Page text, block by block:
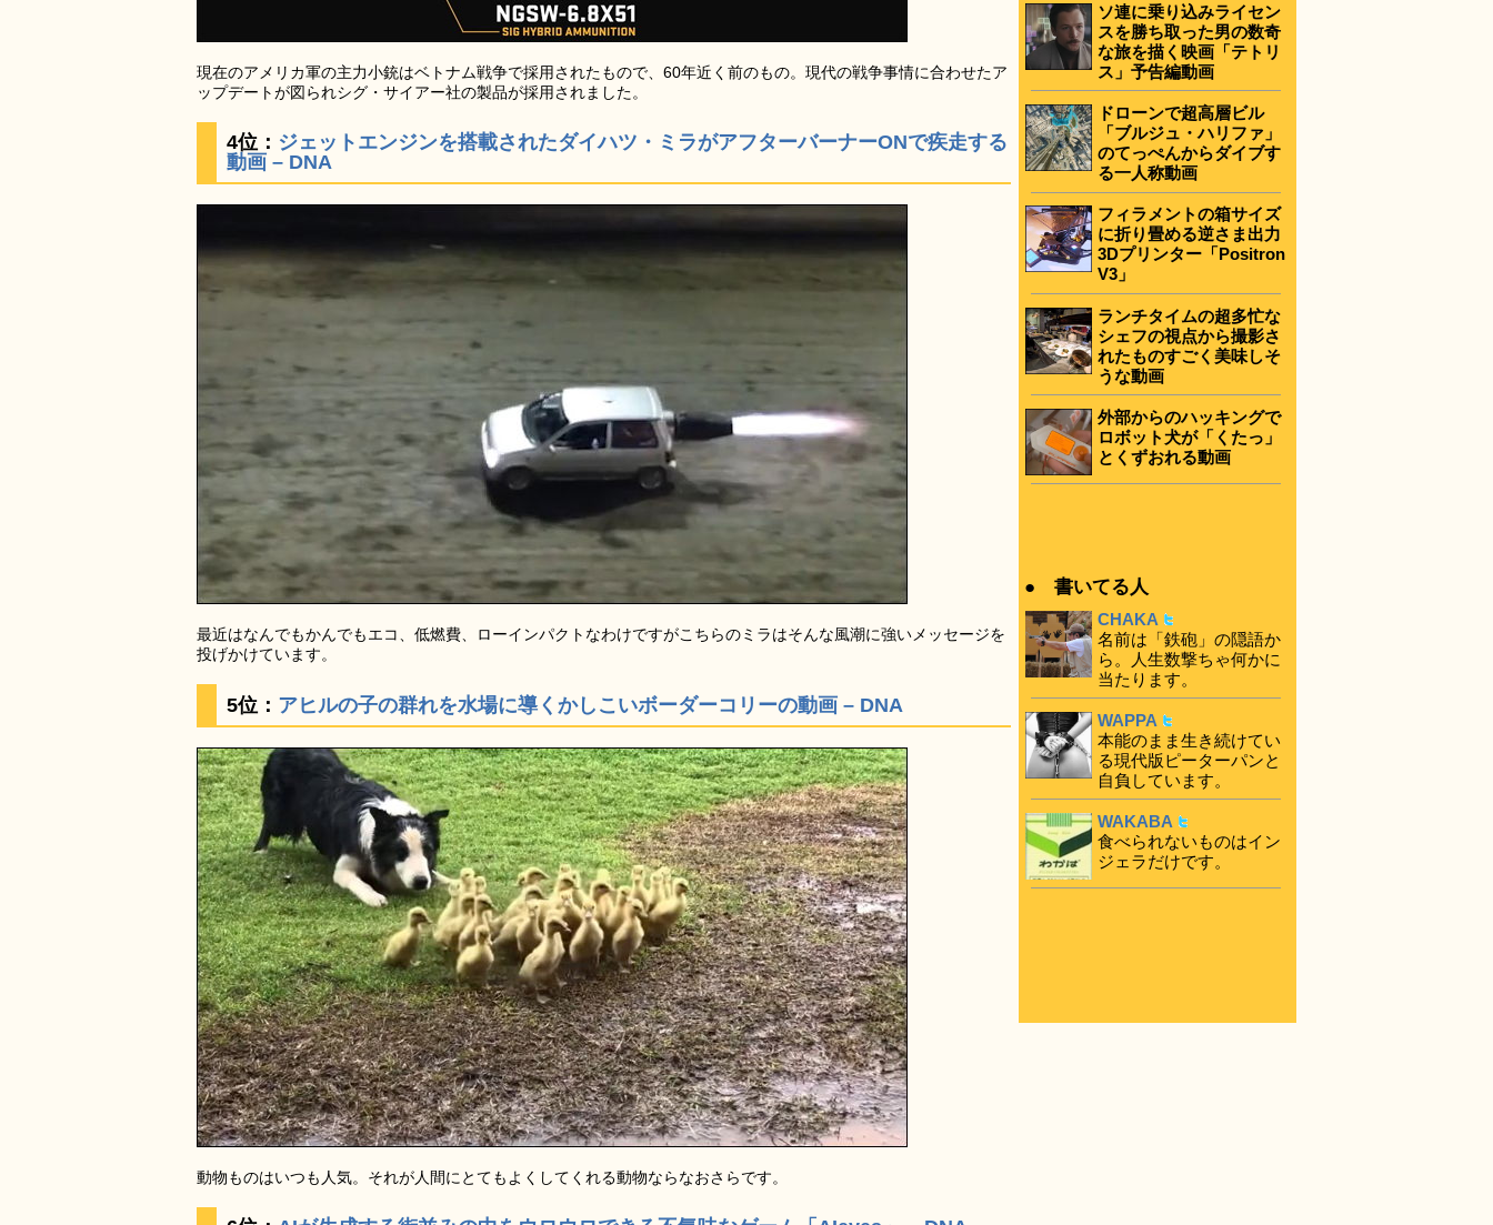
現在のアメリカ軍の主力小銃はベトナム戦争で採用されたもので、60年近く前のもの。現代の戦争事情に合わせたア
ップデートが図られシグ・サイアー社の製品が採用されました。
4位： ジェットエンジンを搭載されたダイハツ・ミラがアフターバーナーONで疾走する
動画 – DNA
最近はなんでもかんでもエコ、低燃費、ローインパクトなわけですがこちらのミラはそんな風潮に強いメッセージを
投げかけています。
5位： アヒルの子の群れを水場に導くかしこいボーダーコリーの動画 – DNA
動物ものはいつも人気。それが人間にとてもよくしてくれる動物ならなおさらです。
ソ連に乗り込みライセン
スを勝ち取った男の数奇
な旅を描く映画「テトリ
ス」予告編動画
ドローンで超高層ビル
「ブルジュ・ハリファ」
のてっぺんからダイブす
る一人称動画
フィラメントの箱サイズ
に折り畳める逆さま出力
3Dプリンター「Positron
V3」
ランチタイムの超多忙な
シェフの視点から撮影さ
れたものすごく美味しそ
うな動画
外部からのハッキングで
ロボット犬が「くたっ」
とくずおれる動画
● 書いてる人
CHAKA
名前は「鉄砲」の隠語か
ら。人生数撃ちゃ何かに
当たります。
WAPPA
本能のまま生き続けてい
る現代版ピーターパンと
自負しています。
WAKABA
食べられないものはイン
ジェラだけです。